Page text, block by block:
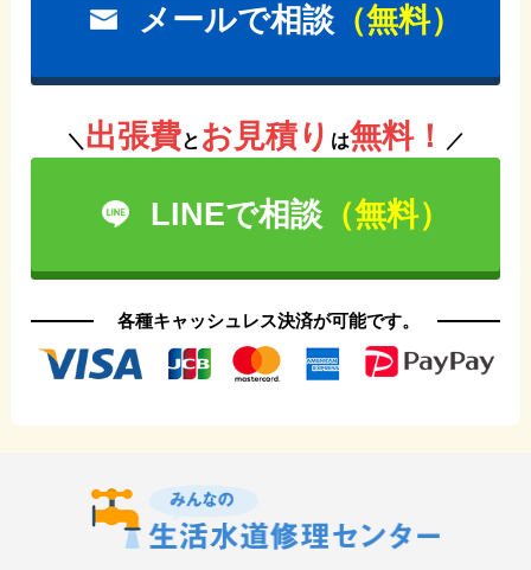
メールで相談（無料）
＼ 出張費と お見積り は無料！ ／
LINEで相談（無料）
各種キャッシュレス決済が可能です。